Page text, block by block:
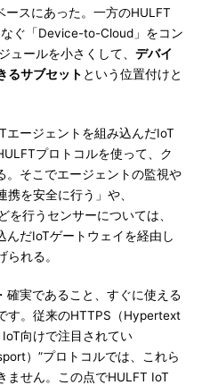
スにあった。一方のHULFT
ぐ「Device-to-Cloud」をコン
ュールを小さくして、 デバイ
るサブセット という位置付けと
ージェントを組み込んだIoT
プロトコルを使って、ク
。そこでエージェントの監視や
を安全に行う」や、
を行うセンサーについては、
んだIoTゲートウェイを経由し
れる。
実であること、すぐに使える
す。従来のHTTPS（Hypertext
向けで注目されてい
）”プロトコルでは、これら
ません。この点でHULFT IoT